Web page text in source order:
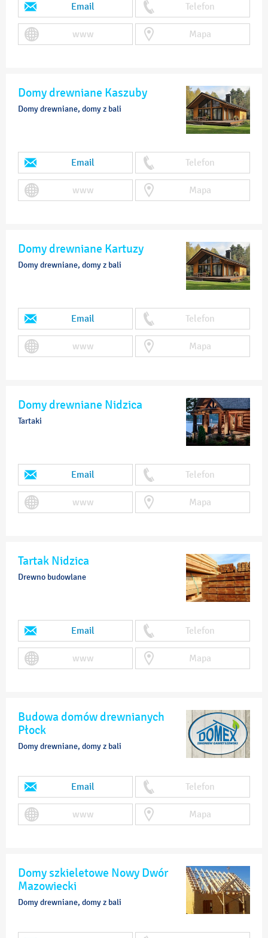
Email Telefon
www Mapa
Domy drewniane Kaszuby
Domy drewniane, domy z bali
Email Telefon
www Mapa
Domy drewniane Kartuzy
Domy drewniane, domy z bali
Email Telefon
www Mapa
Domy drewniane Nidzica
Tartaki
Email Telefon
www Mapa
Tartak Nidzica
Drewno budowlane
Email Telefon
www Mapa
Budowa domów drewnianych
Płock
Domy drewniane, domy z bali
Email Telefon
www Mapa
Domy szkieletowe Nowy Dwór
Mazowiecki
Domy drewniane, domy z bali